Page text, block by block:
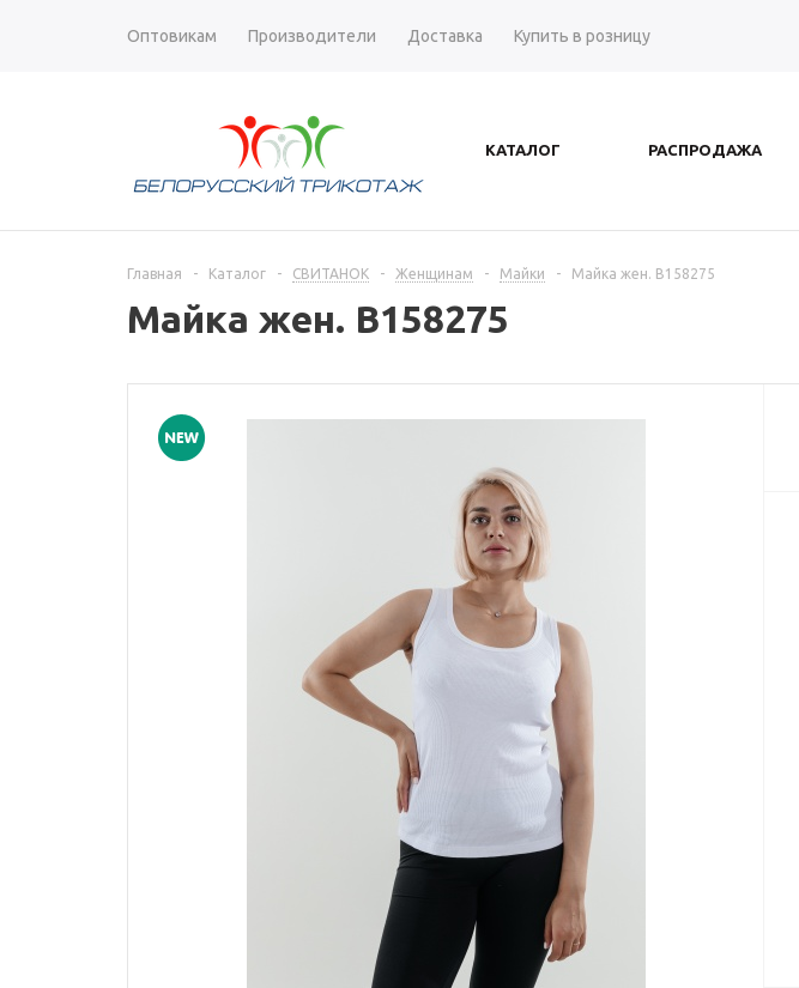
Оптовикам Производители Доставка Купить в розницу
КАТАЛОГ РАСПРОДАЖА
Главная - Каталог - СВИТАНОК - Женщинам - Майки - Майка жен. В158275
Майка жен. В158275